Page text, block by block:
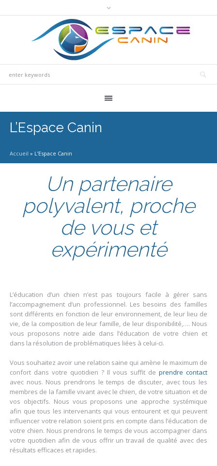
L’Espace Canin
Accueil » L’Espace Canin
Un partenaire
polyvalent, proche
de vous et
expérimenté
L’éducation d’un chien n’est pas toujours facile à gérer sans
l’accompagnement d’un professionnel. Les besoins des familles
sont différents en fonction de leur environnement, de leur lieu de
vie, de la composition de leur famille, de leur disponibilité,…. Nous
vous proposons notre aide dans l’éducation de votre chien et
dans la résolution de problématiques liées à celui-ci.
Vous souhaitez avoir une relation saine qui amène le maximum de
confort dans votre quotidien ? Il vous suffit de prendre contact
avec nous. Nous prendrons le temps de discuter, avec tous les
membres de la famille vivant avec le chien, de votre situation et de
vos objectifs. Nous vous proposons une approche systémique
afin que tous les intervenants qui vous entourent et qui peuvent
influencer votre relation soient pris en compte dans l’éducation de
votre chien. Nous prendrons le temps de vous accompagner dans
votre quotidien afin de vous offrir un travail de qualité avec des
résultats efficaces et rapides.